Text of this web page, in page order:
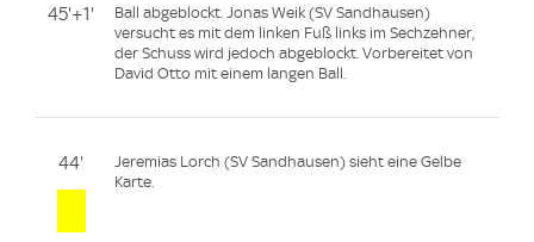
45'+1'
Ball abgeblockt. Jonas Weik (SV Sandhausen)
versucht es mit dem linken Fuß links im Sechzehner,
der Schuss wird jedoch abgeblockt. Vorbereitet von
David Otto mit einem langen Ball.
44'
Jeremias Lorch (SV Sandhausen) sieht eine Gelbe
Karte.